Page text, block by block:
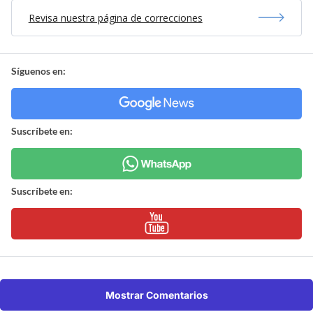
Revisa nuestra página de correcciones
Síguenos en:
Suscríbete en:
Suscríbete en:
Mostrar Comentarios